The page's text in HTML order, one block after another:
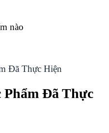
nào
Đã Thực Hiện
Phẩm Đã Thực